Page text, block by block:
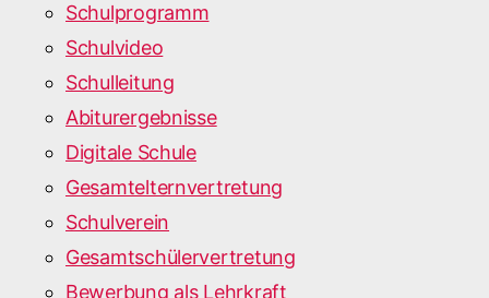
Schulprogramm
Schulvideo
Schulleitung
Abiturergebnisse
Digitale Schule
Gesamtelternvertretung
Schulverein
Gesamtschülervertretung
Bewerbung als Lehrkraft